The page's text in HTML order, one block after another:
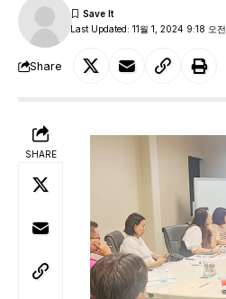
Last Updated: 11월 1, 2024 9:18 오전
Share
SHARE